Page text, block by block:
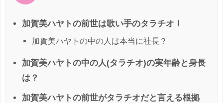
加賀美ハヤトの前世は歌い手のタラチオ！
加賀美ハヤトの中の人は本当に社長？
加賀美ハヤトの中の人(タラチオ)の実年齢と身長
は？
加賀美ハヤトの前世がタラチオだと言える根拠